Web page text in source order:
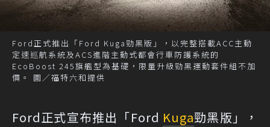
Ford正式推出「Ford Kuga勁黑版」，以完整搭載ACC主動
定速巡航系統及ACS進階主動式都會行車防護系統的
EcoBoost 245旗艦型為基礎，限量升級勁黑運動套件組不加
價。 圖／福特六和提供
Ford正式宣布推出「Ford Kuga勁黑版」，